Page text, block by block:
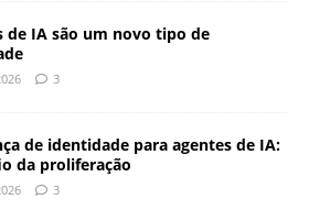
de IA são um novo tipo de
3
de identidade para agentes de IA:
da proliferação
3